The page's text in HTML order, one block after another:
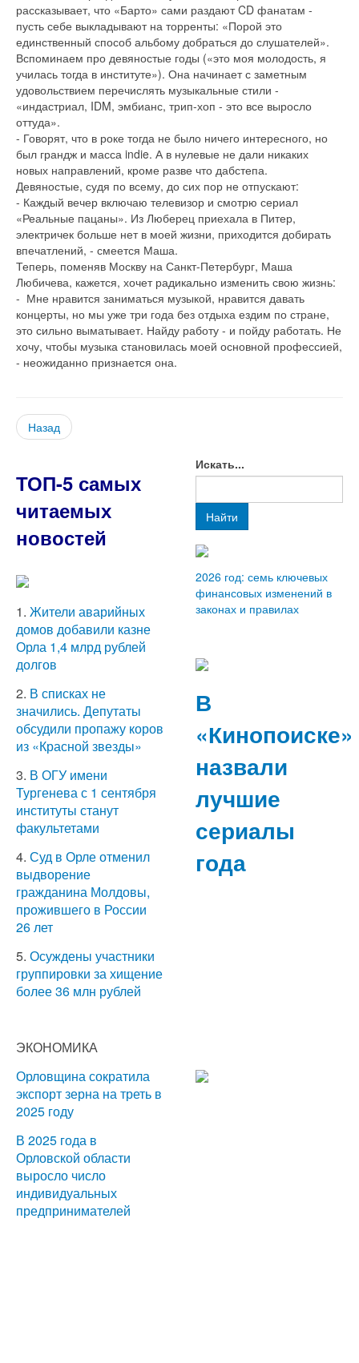
рассказывает, что «Барто» сами раздают CD фанатам -
пусть себе выкладывают на торренты: «Порой это
единственный способ альбому добраться до слушателей».
Вспоминаем про девяностые годы («это моя молодость, я
училась тогда в институте»). Она начинает с заметным
удовольствием перечислять музыкальные стили -
«индастриал, IDM, эмбианс, трип-хоп - это все выросло
оттуда».
- Говорят, что в роке тогда не было ничего интересного, но
был грандж и масса indie. А в нулевые не дали никаких
новых направлений, кроме разве что дабстепа.
Девяностые, судя по всему, до сих пор не отпускают:
- Каждый вечер включаю телевизор и смотрю сериал
«Реальные пацаны». Из Люберец приехала в Питер,
электричек больше нет в моей жизни, приходится добирать
впечатлений, - смеется Маша.
Теперь, поменяв Москву на Санкт-Петербург, Маша
Любичева, кажется, хочет радикально изменить свою жизнь:
- Мне нравится заниматься музыкой, нравится давать
концерты, но мы уже три года без отдыха ездим по стране,
это сильно выматывает. Найду работу - и пойду работать. Не
хочу, чтобы музыка становилась моей основной профессией,
- неожиданно признается она.
Назад
ТОП-5 самых
читаемых
новостей
1. Жители аварийных
домов добавили казне
Орла 1,4 млрд рублей
долгов
2. В списках не
значились. Депутаты
обсудили пропажу коров
из «Красной звезды»
3. В ОГУ имени
Тургенева с 1 сентября
институты станут
факультетами
4. Суд в Орле отменил
выдворение
гражданина Молдовы,
прожившего в России
26 лет
5. Осуждены участники
группировки за хищение
более 36 млн рублей
ЭКОНОМИКА
Орловщина сократила
экспорт зерна на треть в
2025 году
В 2025 года в
Орловской области
выросло число
индивидуальных
предпринимателей
Искать...
Найти
2026 год: семь ключевых
финансовых изменений в
законах и правилах
В
«Кинопоиске»
назвали
лучшие
сериалы
года